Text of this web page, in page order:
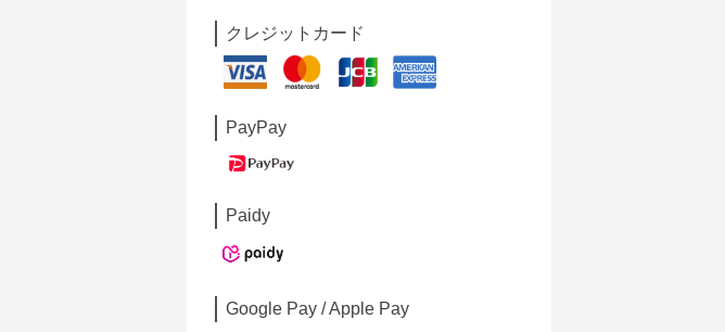
クレジットカード
PayPay
Paidy
Google Pay / Apple Pay